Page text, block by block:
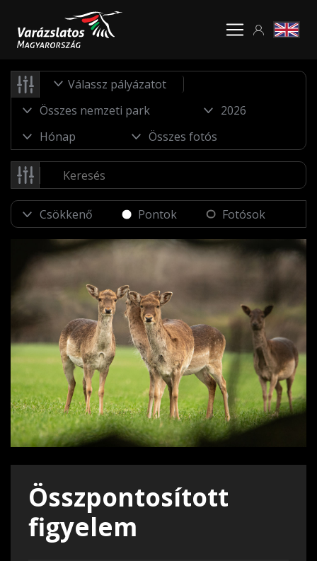
Válassz pályázatot
Pontok Fotósok
Összpontosított
figyelem